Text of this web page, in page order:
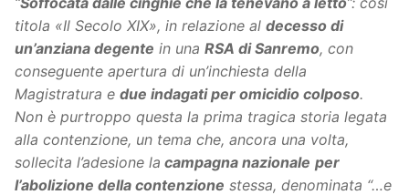
titola «Il Secolo XIX», in relazione al decesso di
un’anziana degente in una RSA di Sanremo, con
conseguente apertura di un’inchiesta della
Magistratura e due indagati per omicidio colposo.
Non è purtroppo questa la prima tragica storia legata
alla contenzione, un tema che, ancora una volta,
sollecita l’adesione la campagna nazionale per
l’abolizione della contenzione stessa, denominata “…e